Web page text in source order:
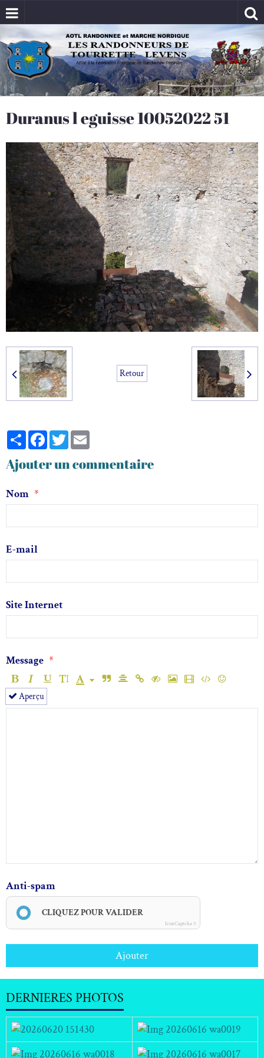
Duranus l eguisse 10052022 51
Retour
PartagerFacebook
Twitter
Ajouter un commentaire
Nom
E-mail
Site Internet
Message
Aperçu
Anti-spam
CLIQUEZ POUR VALIDER
IconCaptcha ©
Ajouter
DERNIERES PHOTOS